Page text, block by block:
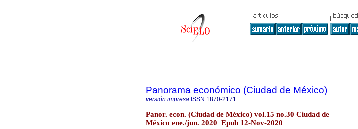
Panorama económico (Ciudad de México)
versión impresa ISSN 1870-2171
Panor. econ. (Ciudad de México) vol.15 no.30 Ciudad de
México ene./jun. 2020 Epub 12-Nov-2020